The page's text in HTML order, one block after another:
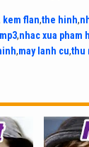
kem flan,the hinh,
,nhac xua pham
,may lanh cu,thu